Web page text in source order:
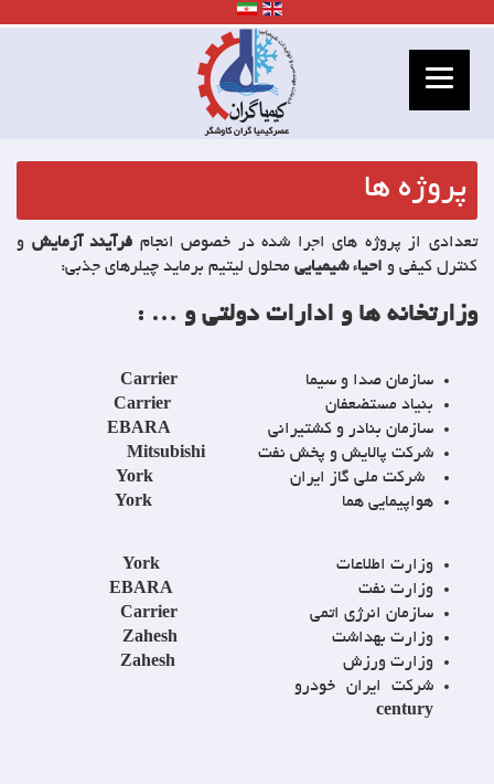
ها
از پروژه های اجرا شده در خصوص انجام فرآیند آزمایشو
کیفی واحیاء شیمیاییمحلول لیتیم برماید چیلرهای جذبی:
ها و ادارات دولتی و … :
سازمان صدا و سیما
Carrier
بنیاد مستضعفان
Carrier
سازمان بنادر و کشتیرانی
شرکت پالایش و پخش نفت
شرکت ملی گاز ایران
هواپیمایی هما
وزارت اطلاعات
وزارت نفت
EBARA
سازمان انرژی اتمی
وزارت بهداشت
وزارت ورزش
Zahesh
شرکت ایران خودرو
century